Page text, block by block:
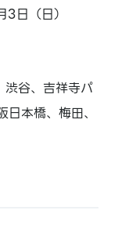
日（日）
谷、吉祥寺パ
本橋、梅田、